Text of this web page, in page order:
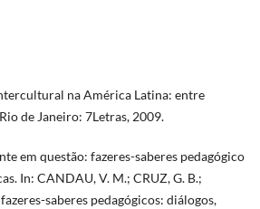
na América Latina: entre
de Janeiro: 7Letras, 2009.
em questão: fazeres-saberes pedagógico
In: CANDAU, V. M.; CRUZ, G. B.;
saberes pedagógicos: diálogos,